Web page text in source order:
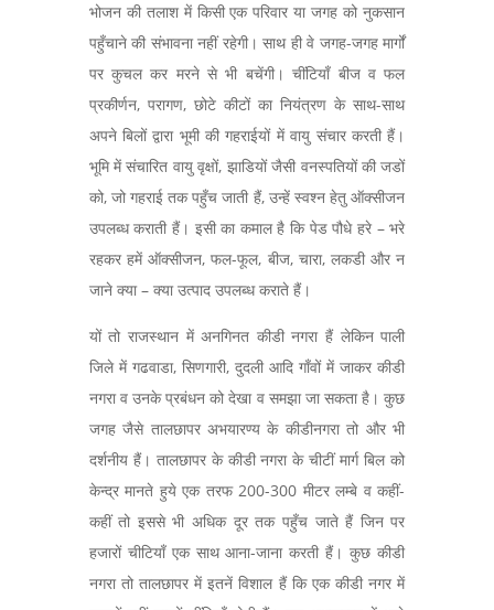
भोजन की तलाश में किसी एक परिवार या जगह को नुकसान
पहुँचाने की संभावना नहीं रहेगी। साथ ही वे जगह-जगह मार्गों
पर कुचल कर मरने से भी बचेंगी। चींटियाँ बीज व फल
प्रकीर्णन, परागण, छोटे कीटों का नियंत्रण के साथ-साथ
अपने बिलों द्वारा भूमी की गहराईयों में वायु संचार करती हैं।
भूमि में संचारित वायु वृक्षों, झाडियों जैसी वनस्पतियों की जडों
को, जो गहराई तक पहुँच जाती हैं, उन्हें स्वश्न हेतुऑक्सीजन
उपलब्ध कराती हैं। इसी का कमाल है कि पेड पौधे हरे – भरे
रहकर हमेंऑक्सीजन, फल-फूल, बीज, चारा, लकडी और न
जाने क्या – क्या उत्पाद उपलब्ध कराते हैं।
यों तो राजस्थान में अनगिनत कीडी नगरा हैं लेकिन पाली
जिले में गढवाडा, सिणगारी, दुदली आदि गाँवों में जाकर कीडी
नगरा व उनके प्रबंधन को देखा व समझा जा सकता है। कुछ
जगह जैसे तालछापर अभयारण्य के कीडीनगरा तो और भी
दर्शनीय हैं। तालछापर के कीडी नगरा के चीटीं मार्ग बिल को
केन्द्र मानते हुये एक तरफ 200-300 मीटर लम्बे व कहीं-
कहीं तो इससे भी अधिक दूर तक पहुँच जाते हैं जिन पर
हजारों चीटियाँ एक साथ आना-जाना करती हैं। कुछ कीडी
नगरा तो तालछापर में इतनें विशाल हैं कि एक कीडी नगर में